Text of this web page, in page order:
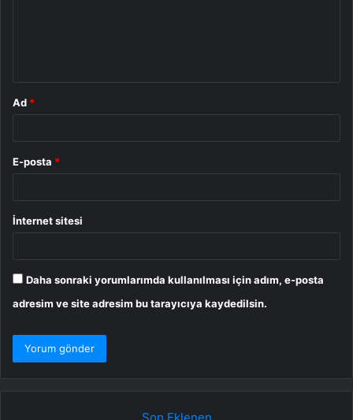
Ad *
E-posta *
İnternet sitesi
Daha sonraki yorumlarımda kullanılması için adım, e-posta
adresim ve site adresim bu tarayıcıya kaydedilsin.